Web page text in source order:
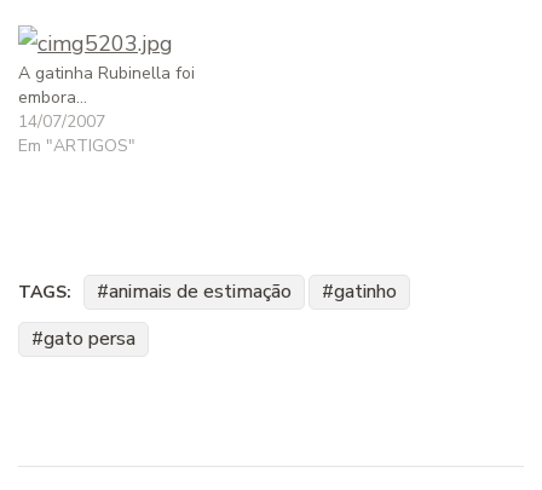
A gatinha Rubinella foi
embora…
14/07/2007
Em "ARTIGOS"
TAGS: animais de estimação
gatinho
gato persa